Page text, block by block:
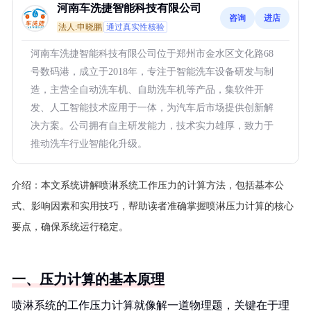
河南车洗捷智能科技有限公司
法人:申晓鹏 通过真实性核验
咨询 进店
河南车洗捷智能科技有限公司位于郑州市金水区文化路68
号数码港，成立于2018年，专注于智能洗车设备研发与制
造，主营全自动洗车机、自助洗车机等产品，集软件开
发、人工智能技术应用于一体，为汽车后市场提供创新解
决方案。公司拥有自主研发能力，技术实力雄厚，致力于
推动洗车行业智能化升级。
介绍： 本文系统讲解喷淋系统工作压力的计算方法，包括基本公
式、影响因素和实用技巧，帮助读者准确掌握喷淋压力计算的核心
要点，确保系统运行稳定。
一、压力计算的基本原理
喷淋系统的工作压力计算就像解一道物理题，关键在于理